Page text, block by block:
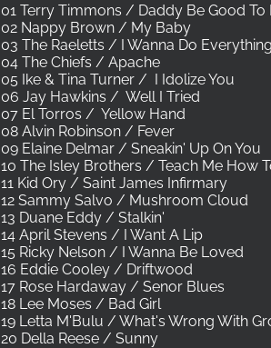
01 Terry Timmons / Daddy Be Good To
02 Nappy Brown / My Baby
03 The Raeletts / I Wanna Do Everything
04 The Chiefs / Apache
05 Ike & Tina Turner / I Idolize You
06 Jay Hawkins / Well I Tried
07 El Torros / Yellow Hand
08 Alvin Robinson / Fever
09 Elaine Delmar / Sneakin' Up On You
10 The Isley Brothers / Teach Me How
11 Kid Ory / Saint James Infirmary
12 Sammy Salvo / Mushroom Cloud
13 Duane Eddy / Stalkin'
14 April Stevens / I Want A Lip
15 Ricky Nelson / I Wanna Be Loved
16 Eddie Cooley / Driftwood
17 Rose Hardaway / Senor Blues
18 Lee Moses / Bad Girl
19 Letta M'Bulu / What's Wrong With
20 Della Reese / Sunny